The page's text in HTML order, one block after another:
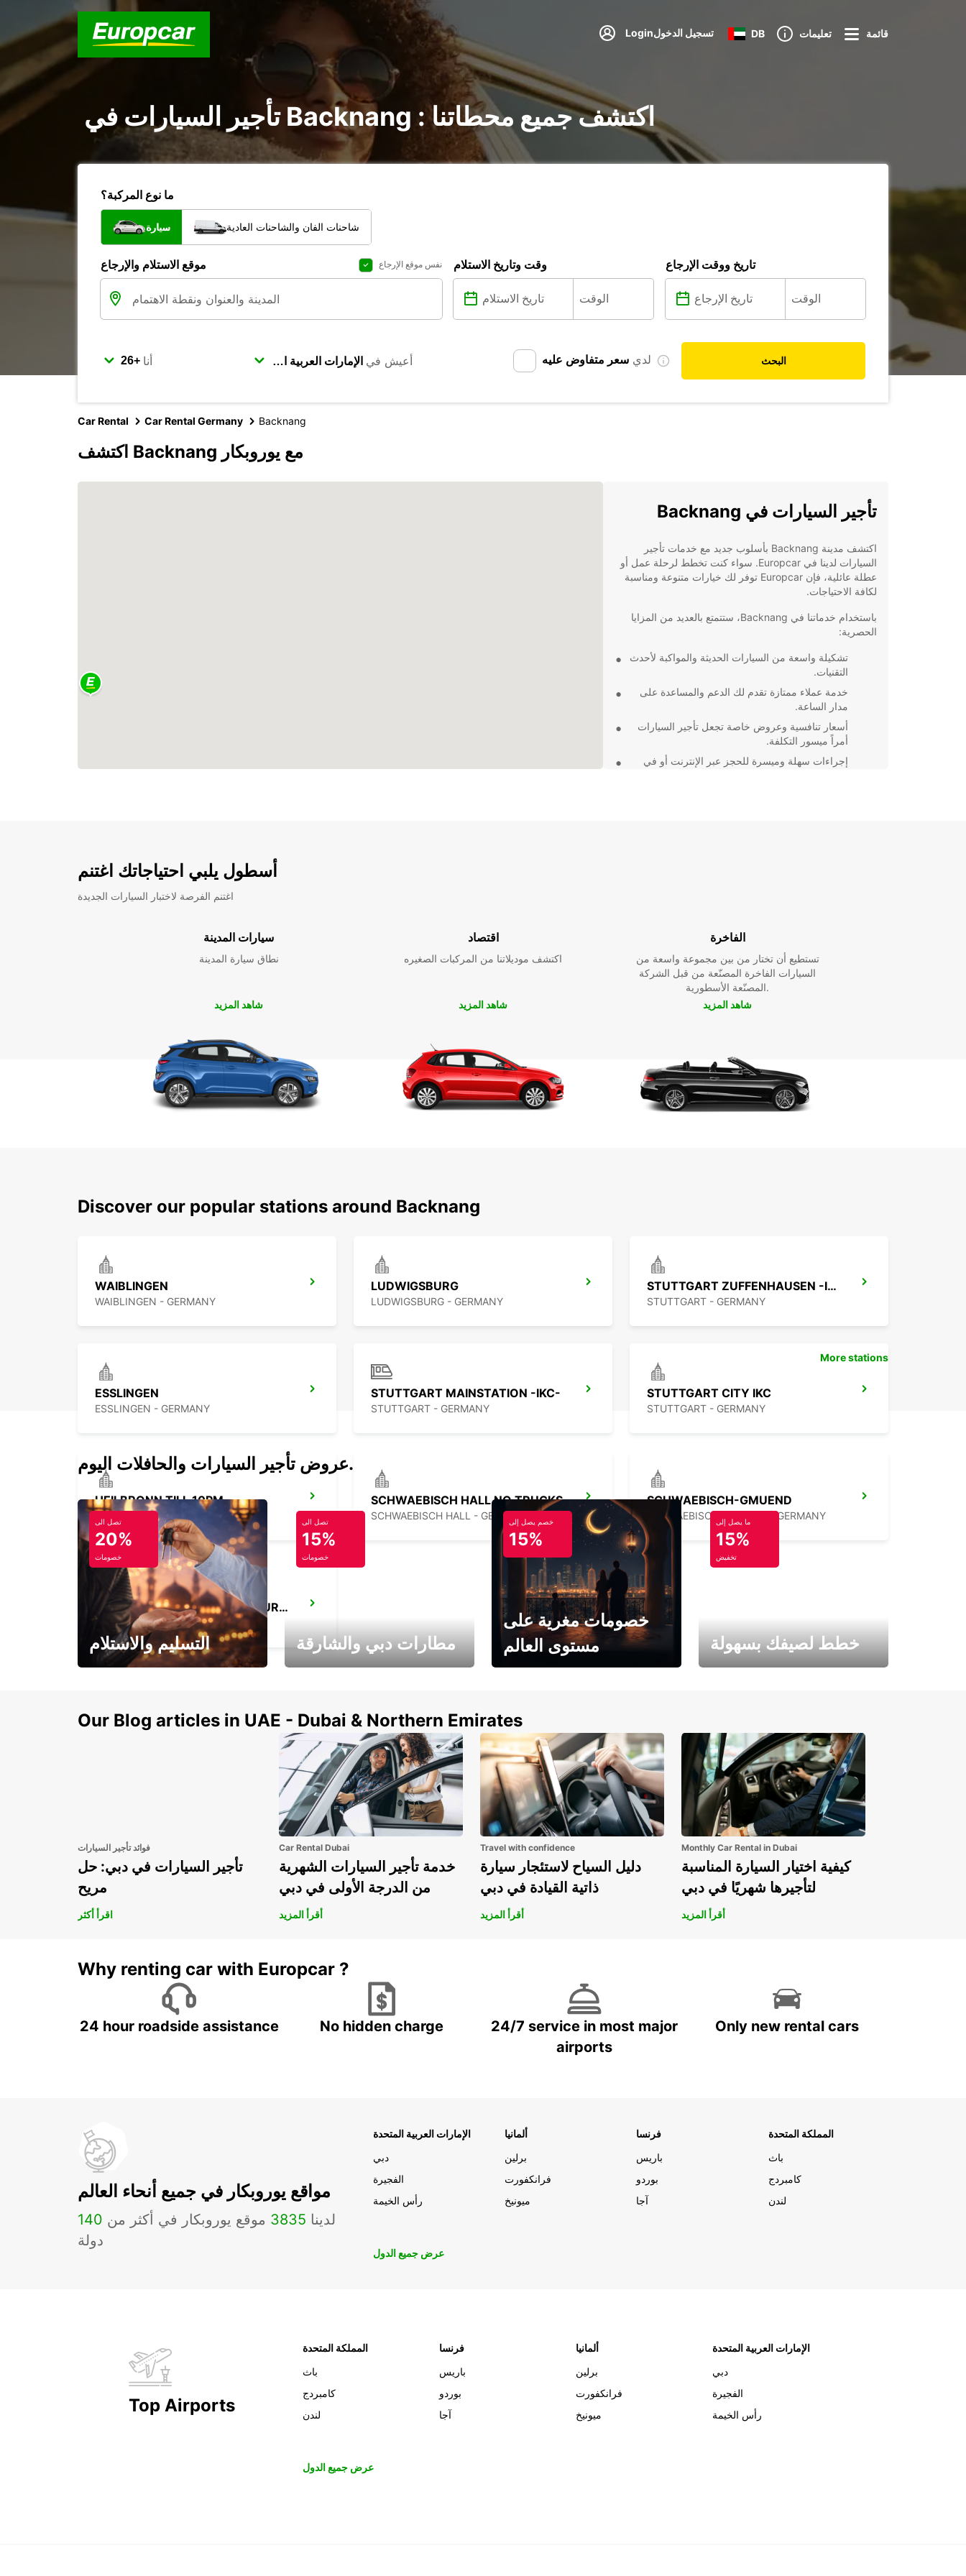
Loginتسجيل الدخول DB تعليمات قائمة
تأجير السيارات في Backnang : اكتشف جميع محطاتنا
ما نوع المركبة؟
سيارة شاحنات الفان والشاحنات العادية
موقع الاستلام والإرجاع نفس موقع الإرجاع وقت وتاريخ الاستلام تاريخ ووقت الإرجاع
أنا أعيش في لدي سعر متفاوض عليه البحث
Car Rental Car Rental Germany Backnang
اكتشف Backnang مع يوروبكار
تأجير السيارات في Backnang
اكتشف مدينة Backnang بأسلوب جديد مع خدمات تأجير
السيارات لدينا في Europcar. سواء كنت تخطط لرحلة عمل أو
عطلة عائلية، فإن Europcar توفر لك خيارات متنوعة ومناسبة
لكافة الاحتياجات.
باستخدام خدماتنا في Backnang، ستتمتع بالعديد من المزايا
الحصرية:
تشكيلة واسعة من السيارات الحديثة والمواكبة لأحدث
التقنيات.
خدمة عملاء ممتازة تقدم لك الدعم والمساعدة على
مدار الساعة.
أسعار تنافسية وعروض خاصة تجعل تأجير السيارات
أمراً ميسور التكلفة.
إجراءات سهلة وميسرة للحجز عبر الإنترنت أو في
أسطول يلبي احتياجاتك اغتنم
اغتنم الفرصة لاختبار السيارات الجديدة
سيارات المدينة
نطاق سيارة المدينة
شاهد المزيد
اقتصاد
اكتشف موديلاتنا من المركبات الصغيره
شاهد المزيد
الفاخرة
تستطيع أن تختار من بين مجموعة واسعة من
السيارات الفاخرة المصنّعة من قبل الشركة
المصنّعة الأسطورية.
شاهد المزيد
Discover our popular stations around Backnang
WAIBLINGEN
WAIBLINGEN - GERMANY
LUDWIGSBURG
LUDWIGSBURG - GERMANY
STUTTGART ZUFFENHAUSEN -IKC-
STUTTGART - GERMANY
ESSLINGEN
ESSLINGEN - GERMANY
STUTTGART MAINSTATION -IKC-
STUTTGART - GERMANY
STUTTGART CITY IKC
STUTTGART - GERMANY
HEILBRONN TILL 10PM
HEILBRONN - GERMANY
SCHWAEBISCH HALL NO TRUCKS
SCHWAEBISCH HALL - GERMANY
SCHWAEBISCH-GMUEND
SCHWAEBISCH-GMUEND - GERMANY
NECKARSULM AUDI CAR RETURN ONLY
NECKARSULM - GERMANY
More stations
عروض تأجير السيارات والحافلات اليوم.
تصل الى
20%
خصومات
التسليم والاستلام
تصل الى
15%
خصومات
مطارات دبي والشارقة
خصم يصل إلى
15%
خصومات مغرية على
مستوى العالم
ما يصل إلى
15%
تخفيض
خطط لصيفك بسهولة
Our Blog articles in UAE - Dubai & Northern Emirates
فوائد تأجير السيارات
تأجير السيارات في دبي: حل
مريح
اقرأ أكثر
Car Rental Dubai
خدمة تأجير السيارات الشهرية
من الدرجة الأولى في دبي
أقرأ المزيد
Travel with confidence
دليل السياح لاستئجار سيارة
ذاتية القيادة في دبي
أقرأ المزيد
Monthly Car Rental in Dubai
كيفية اختيار السيارة المناسبة
لتأجيرها شهريًا في دبي
أقرأ المزيد
Why renting car with Europcar ?
24 hour roadside assistance No hidden charge
24/7 service in most major
airports
Only new rental cars
مواقع يوروبكار في جميع أنحاء العالم
لدينا 3835 موقع يوروبكار في أكثر من 140
دولة
الإمارات العربية المتحدة
دبي
الفجيرة
رأس الخيمة
ألمانيا
برلين
فرانكفورت
ميونيخ
فرنسا
باريس
بوردو
آجا
المملكة المتحدة
باث
كامبردج
لندن
عرض جميع الدول
Top Airports
المملكة المتحدة
باث
كامبردج
لندن
فرنسا
باريس
بوردو
آجا
ألمانيا
برلين
فرانكفورت
ميونيخ
الإمارات العربية المتحدة
دبي
الفجيرة
رأس الخيمة
عرض جميع الدول